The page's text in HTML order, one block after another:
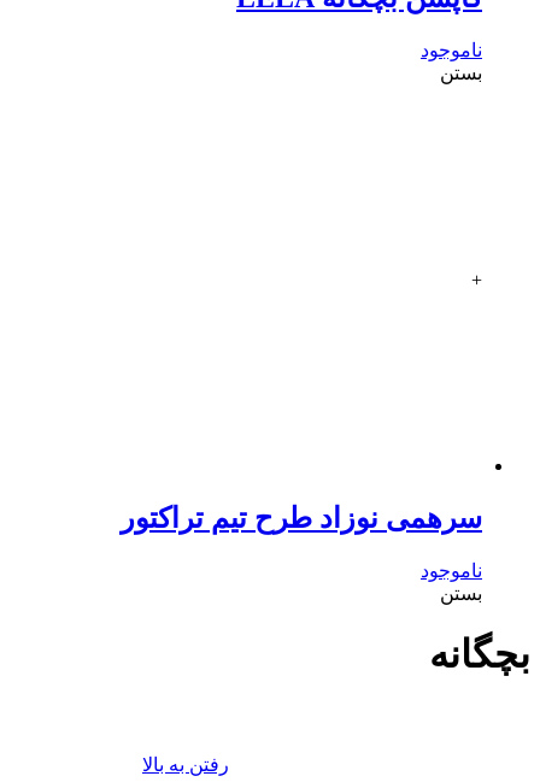
ناموجود
بستن
+
سرهمی نوزاد طرح تیم تراکتور
ناموجود
بستن
بچگانه
رفتن به بالا